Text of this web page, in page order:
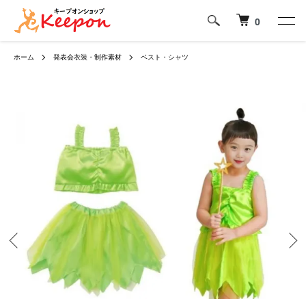
0
ホーム 発表会衣装・制作素材 ベスト・シャツ